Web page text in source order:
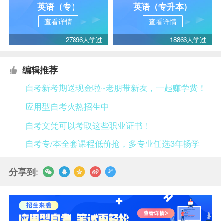
英语（专）
查看详情
27896人学过
英语（专升本）
查看详情
18866人学过
编辑推荐
自考新考期送现金啦~老朋带新友，一起赚学费！
应用型自考火热招生中
自考文凭可以考取这些职业证书！
自考专/本全套课程低价抢，多专业任选3年畅学
分享到: